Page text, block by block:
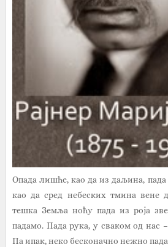
Опада лишће, као да из даљина,
као да сред небеских тмина вене
тешка Земља ноћу пада из роја
падамо. Пада рука, у сваком од нас
Па ипак, неко бесконачно нежно